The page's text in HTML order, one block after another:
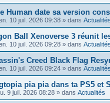
Human date sa version
10 juil. 2026 09:38 » dans Actualités
Ball Xenoverse 3 réunit
10 juil. 2026 09:28 » dans Actualités
Creed Black Flag
10 juil. 2026 09:24 » dans Actualités
pia pia dans ta PS5 et
9 juil. 2026 08:28 » dans Actualités